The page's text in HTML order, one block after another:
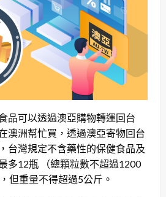
品可以透過澳亞購物轉運回台
澳洲幫忙買，透過澳亞寄物回台
台灣規定不含藥性的保健食品及
多12瓶 （總顆粒數不超過1200
但重量不得超過5公斤。